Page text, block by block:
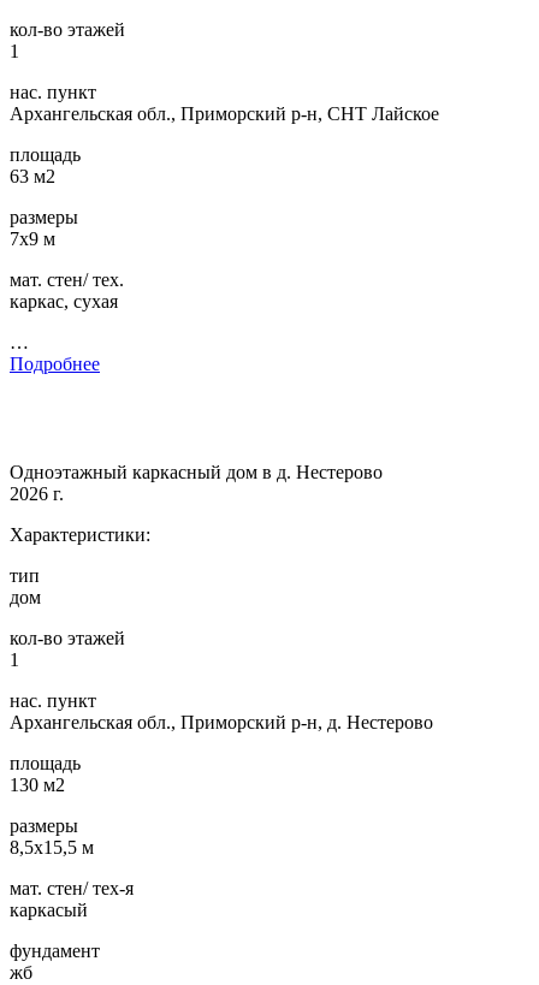
кол-во этажей
1
нас. пункт
Архангельская обл., Приморский р-н, СНТ Лайское
площадь
63 м2
размеры
7х9 м
мат. стен/ тех.
каркас, сухая
…
Подробнее
Одноэтажный каркасный дом в д. Нестерово
2026 г.
Характеристики:
тип
дом
кол-во этажей
1
нас. пункт
Архангельская обл., Приморский р-н, д. Нестерово
площадь
130 м2
размеры
8,5х15,5 м
мат. стен/ тех-я
каркасый
фундамент
жб